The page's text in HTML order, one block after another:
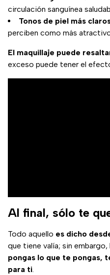
circulación sanguínea
Tonos de piel más
perciben como más
El maquillaje puede
exceso puede tener el
Al final, sólo te
Todo aquello es dicho
que tiene valía; sin
pongas lo que te pongas,
para ti.